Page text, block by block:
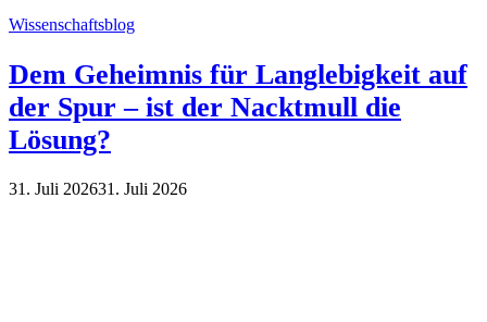
Wissenschaftsblog
Dem Geheimnis für Langlebigkeit auf
der Spur – ist der Nacktmull die
Lösung?
31. Juli 202631. Juli 2026